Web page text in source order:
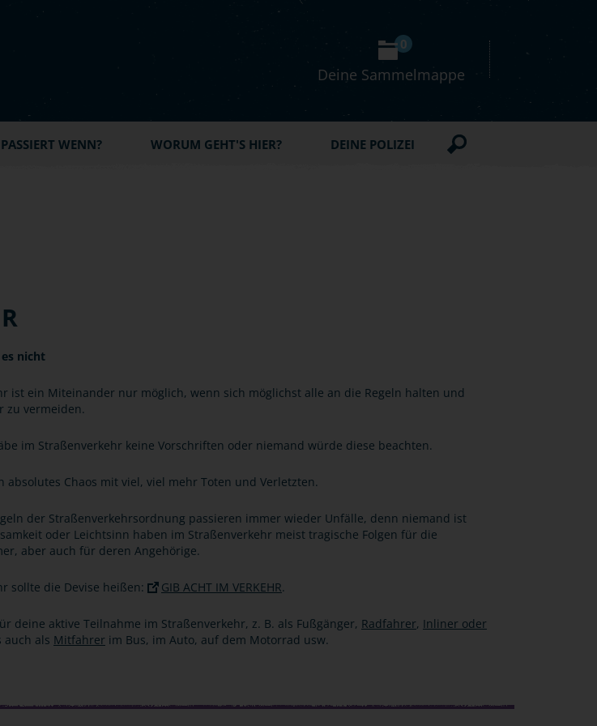
Deine Sammelmappe
0
WENN? WORUM GEHT'S HIER? DEINE POLIZEI
nicht
ist ein Miteinander nur möglich, wenn sich möglichst alle an die Regeln halten und
zu vermeiden.
im Straßenverkehr keine Vorschriften oder niemand würde diese beachten.
absolutes Chaos mit viel, viel mehr Toten und Verletzten.
der Straßenverkehrsordnung passieren immer wieder Unfälle, denn niemand ist
oder Leichtsinn haben im Straßenverkehr meist tragische Folgen für die
aber auch für deren Angehörige.
sollte die Devise heißen: GIB ACHT IM VERKEHR.
deine aktive Teilnahme im Straßenverkehr, z. B. als Fußgänger, Radfahrer, Inliner oder
auch als Mitfahrer im Bus, im Auto, auf dem Motorrad usw.